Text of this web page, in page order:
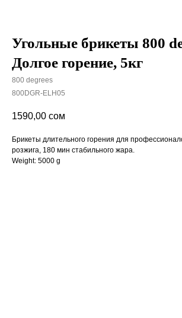
Угольные брикеты 800
Долгое горение, 5кг
800 degrees
800DGR-ELH05
1590,00 сом
Брикеты длительного горения для
розжига, 180 мин стабильного жара.
Weight: 5000 g